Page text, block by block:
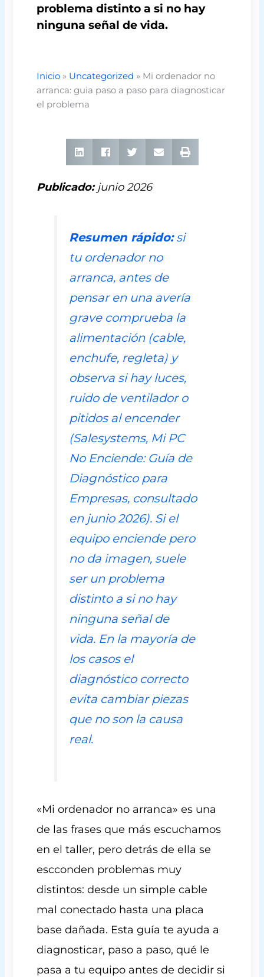
problema distinto a si no hay
ninguna señal de vida.
Inicio » Uncategorized » Mi ordenador no
arranca: guia paso a paso para diagnosticar
el problema
Publicado:junio 2026
Resumen rápido:si
tu ordenador no
arranca, antes de
pensar en una avería
grave comprueba la
alimentación (cable,
enchufe, regleta) y
observa si hay luces,
ruido de ventilador o
pitidos al encender
(Salesystems, Mi PC
No Enciende: Guía de
Diagnóstico para
Empresas, consultado
en junio 2026). Si el
equipo enciende pero
no da imagen, suele
ser un problema
distinto a si no hay
ninguna señal de
vida. En la mayoría de
los casos el
diagnóstico correcto
evita cambiar piezas
que no son la causa
real.
«Mi ordenador no arranca» es una
de las frases que más escuchamos
en el taller, pero detrás de ella se
escconden problemas muy
distintos: desde un simple cable
mal conectado hasta una placa
base dañada. Esta guía te ayuda a
diagnosticar, paso a paso, qué le
pasa a tu equipo antes de decidir si